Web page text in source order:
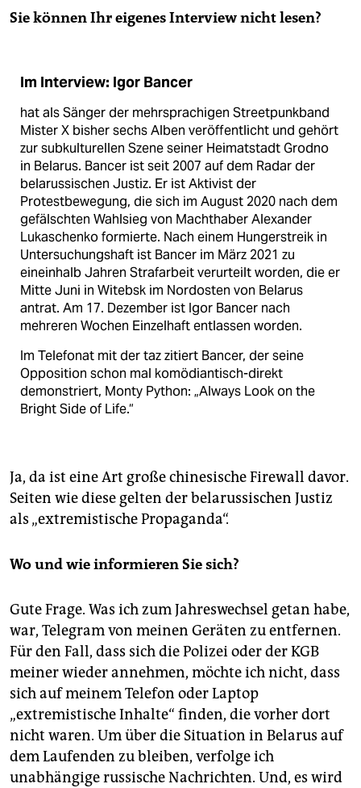
Sie können Ihr eigenes Interview nicht lesen?
Im Interview: Igor Bancer
hat als Sänger der mehrsprachigen Streetpunkband
Mister X bisher sechs Alben veröffentlicht und gehört
zur subkulturellen Szene seiner Heimatstadt Grodno
in Belarus. Bancer ist seit 2007 auf dem Radar der
belarussischen Justiz. Er ist Aktivist der
Protestbewegung, die sich im August 2020 nach dem
gefälschten Wahlsieg von Machthaber Alexander
Lukaschenko formierte. Nach einem Hungerstreik in
Untersuchungshaft ist Bancer im März 2021 zu
eineinhalb Jahren Strafarbeit verurteilt worden, die er
Mitte Juni in Witebsk im Nordosten von Belarus
antrat. Am 17. Dezember ist Igor Bancer nach
mehreren Wochen Einzelhaft entlassen worden.
Im Telefonat mit der taz zitiert Bancer, der seine
Opposition schon mal komödiantisch-direkt
demonstriert, Monty Python: „Always Look on the
Bright Side of Life.“
Ja, da ist eine Art große chinesische Firewall davor.
Seiten wie diese gelten der belarussischen Justiz
als „extremistische Propaganda“.
Wo und wie informieren Sie sich?
Gute Frage. Was ich zum Jahreswechsel getan habe,
war, Telegram von meinen Geräten zu entfernen.
Für den Fall, dass sich die Polizei oder der KGB
meiner wieder annehmen, möchte ich nicht, dass
sich auf meinem Telefon oder Laptop
„extremistische Inhalte“ finden, die vorher dort
nicht waren. Um über die Situation in Belarus auf
dem Laufenden zu bleiben, verfolge ich
unabhängige russische Nachrichten. Und, es wird